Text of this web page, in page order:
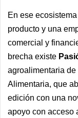
En ese
producto y una
comercial y
brecha existe
agroalimentaria
Alimentaria, que
edición con una
apoyo con acceso